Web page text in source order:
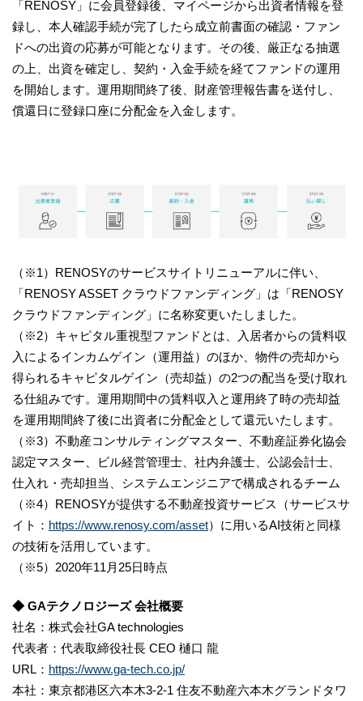
「RENOSY」に会員登録後、マイページから出資者情報を登
録し、本人確認手続が完了したら成立前書面の確認・ファン
ドへの出資の応募が可能となります。その後、厳正なる抽選
の上、出資を確定し、契約・入金手続を経てファンドの運用
を開始します。運用期間終了後、財産管理報告書を送付し、
償還日に登録口座に分配金を入金します。
（※1）RENOSYのサービスサイトリニューアルに伴い、
「RENOSY ASSET クラウドファンディング」は「RENOSY
クラウドファンディング」に名称変更いたしました。
（※2）キャピタル重視型ファンドとは、入居者からの賃料収
入によるインカムゲイン（運用益）のほか、物件の売却から
得られるキャピタルゲイン（売却益）の2つの配当を受け取れ
る仕組みです。運用期間中の賃料収入と運用終了時の売却益
を運用期間終了後に出資者に分配金として還元いたします。
（※3）不動産コンサルティングマスター、不動産証券化協会
認定マスター、ビル経営管理士、社内弁護士、公認会計士、
仕入れ・売却担当、システムエンジニアで構成されるチーム
（※4）RENOSYが提供する不動産投資サービス（サービスサ
イト： https://www.renosy.com/asset）に用いるAI技術と同様
の技術を活用しています。
（※5）2020年11月25日時点
◆ GAテクノロジーズ 会社概要
社名：株式会社GA technologies
代表者：代表取締役社長 CEO 樋口 龍
URL： https://www.ga-tech.co.jp/
本社：東京都港区六本木3-2-1 住友不動産六本木グランドタワ